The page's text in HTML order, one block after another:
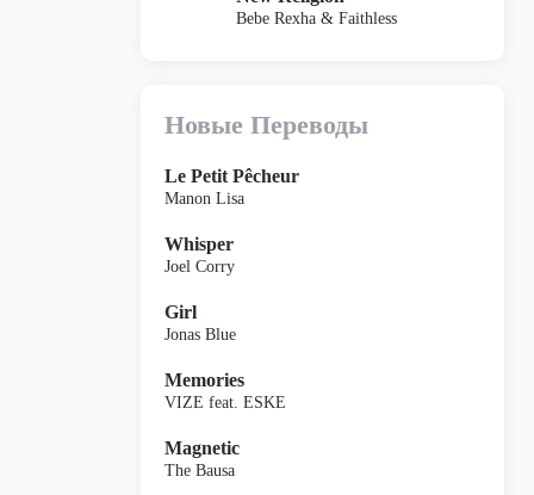
Bebe Rexha & Faithless
Новые Переводы
Le Petit Pêcheur
Manon Lisa
Whisper
Joel Corry
Girl
Jonas Blue
Memories
VIZE feat. ESKE
Magnetic
The Bausa